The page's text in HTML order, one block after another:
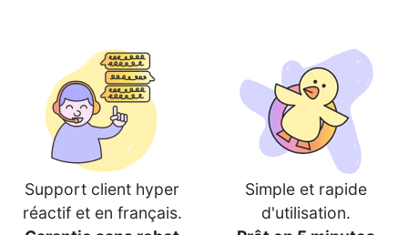
Support client hyper
réactif et en français.
Simple et rapide
d'utilisation.